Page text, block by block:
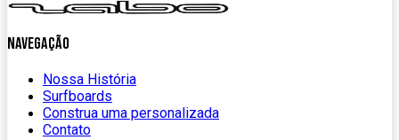
navegação
Nossa História
Surfboards
Construa uma personalizada
Contato